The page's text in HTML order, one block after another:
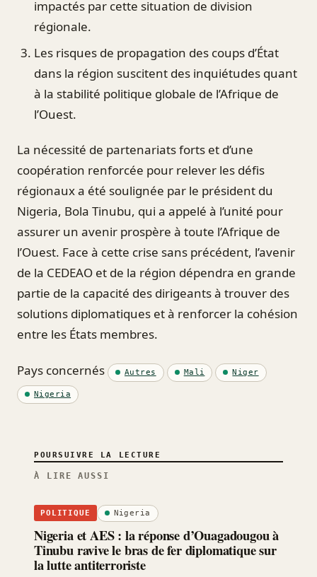
impactés par cette situation de division
régionale.
Les risques de propagation des coups d’État
dans la région suscitent des inquiétudes quant
à la stabilité politique globale de l’Afrique de
l’Ouest.
La nécessité de partenariats forts et d’une
coopération renforcée pour relever les défis
régionaux a été soulignée par le président du
Nigeria, Bola Tinubu, qui a appelé à l’unité pour
assurer un avenir prospère à toute l’Afrique de
l’Ouest. Face à cette crise sans précédent, l’avenir
de la CEDEAO et de la région dépendra en grande
partie de la capacité des dirigeants à trouver des
solutions diplomatiques et à renforcer la cohésion
entre les États membres.
Pays concernés Autres Mali Niger
Nigeria
POURSUIVRE LA LECTURE
À LIRE AUSSI
POLITIQUE Nigeria
Nigeria et AES : la réponse d’Ouagadougou à
Tinubu ravive le bras de fer diplomatique sur
la lutte antiterroriste